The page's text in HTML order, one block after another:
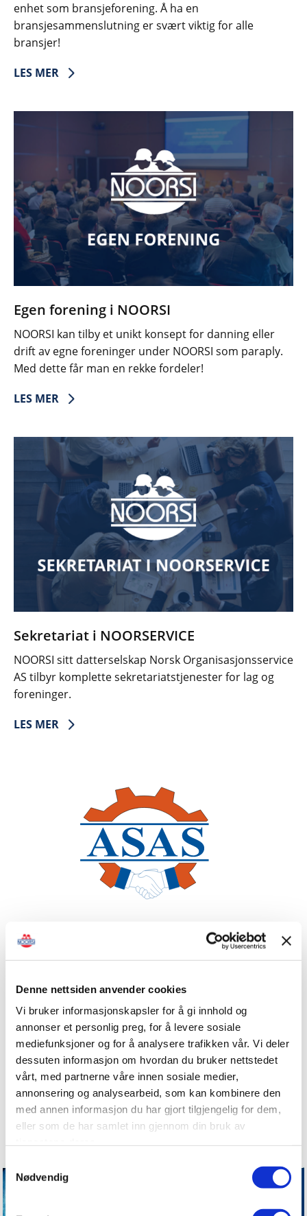
Denne nettsiden anvender cookies
Vi bruker informasjonskapsler for å gi innhold og
annonser et personlig preg, for å levere sosiale
mediefunksjoner og for å analysere trafikken vår. Vi deler
dessuten informasjon om hvordan du bruker nettstedet
vårt, med partnerne våre innen sosiale medier,
annonsering og analysearbeid, som kan kombinere den
med annen informasjon du har gjort tilgjengelig for dem,
eller som de har samlet inn gjennom din bruk av
Nødvendig
enhet som bransjeforening. Å ha en
bransjesammenslutning er svært viktig for alle
bransjer!
LES MER
Egen forening i NOORSI
NOORSI kan tilby et unikt konsept for danning eller
drift av egne foreninger under NOORSI som paraply.
Med dette får man en rekke fordeler!
LES MER
Sekretariat i NOORSERVICE
NOORSI sitt datterselskap Norsk Organisasjonsservice
AS tilbyr komplette sekretariatstjenester for lag og
foreninger.
LES MER